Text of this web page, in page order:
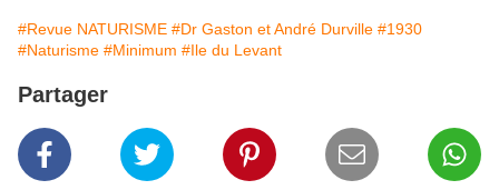
#Revue NATURISME #Dr Gaston et André Durville #1930
#Naturisme #Minimum #Ile du Levant
Partager